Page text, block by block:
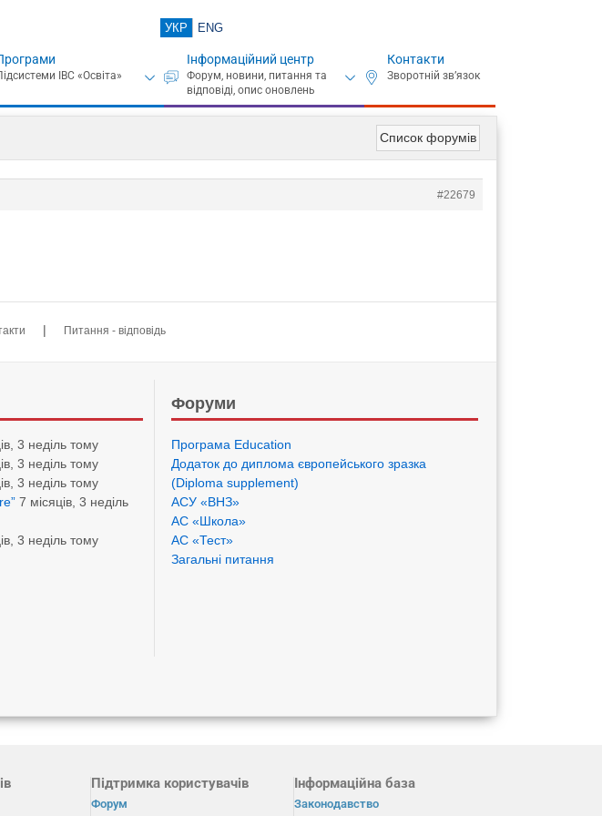
УКР ENG
Інформаційний центр Контакти
Список форумів
#22679
| Питання - відповідь
3 неділь тому
3 неділь тому
3 неділь тому
7 місяців, 3 неділь
3 неділь тому
Форуми
Програма Eduсation
Додаток до диплома європейського зразка
(Diploma supplement)
АСУ «ВНЗ»
АС «Школа»
АС «Тест»
Загальні питання
Підтримка користувачів
Форум
Інформаційна база
Законодавство